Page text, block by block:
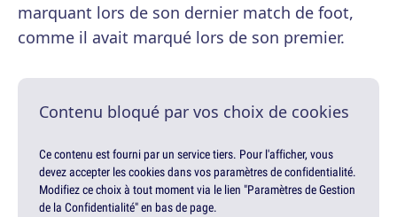
marquant lors de son dernier match de foot,
comme il avait marqué lors de son premier.
Contenu bloqué par vos choix de cookies
Ce contenu est fourni par un service tiers. Pour l'afficher, vous
devez accepter les cookies dans vos paramètres de confidentialité.
Modifiez ce choix à tout moment via le lien "Paramètres de Gestion
de la Confidentialité" en bas de page.